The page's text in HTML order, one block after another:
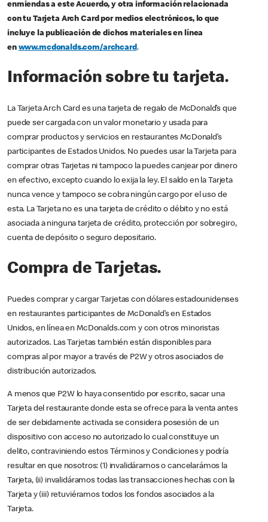
enmiendas a este Acuerdo, y otra información relacionada
con tu Tarjeta Arch Card por medios electrónicos, lo que
incluye la publicación de dichos materiales en línea
en www.mcdonalds.com/archcard.
Información sobre tu tarjeta.
La Tarjeta Arch Card es una tarjeta de regalo de McDonald’s que
puede ser cargada con un valor monetario y usada para
comprar productos y servicios en restaurantes McDonald’s
participantes de Estados Unidos. No puedes usar la Tarjeta para
comprar otras Tarjetas ni tampoco la puedes canjear por dinero
en efectivo, excepto cuando lo exija la ley. El saldo en la Tarjeta
nunca vence y tampoco se cobra ningún cargo por el uso de
esta. La Tarjeta no es una tarjeta de crédito o débito y no está
asociada a ninguna tarjeta de crédito, protección por sobregiro,
cuenta de depósito o seguro depositario.
Compra de Tarjetas.
Puedes comprar y cargar Tarjetas con dólares estadounidenses
en restaurantes participantes de McDonald’s en Estados
Unidos, en línea en McDonalds.com y con otros minoristas
autorizados. Las Tarjetas también están disponibles para
compras al por mayor a través de P2W y otros asociados de
distribución autorizados.
A menos que P2W lo haya consentido por escrito, sacar una
Tarjeta del restaurante donde esta se ofrece para la venta antes
de ser debidamente activada se considera posesión de un
dispositivo con acceso no autorizado lo cual constituye un
delito, contraviniendo estos Términos y Condiciones y podría
resultar en que nosotros: (1) invalidáramos o cancelarámos la
Tarjeta, (ii) invalidáramos todas las transacciones hechas con la
Tarjeta y (iii) retuviéramos todos los fondos asociados a la
Tarjeta.